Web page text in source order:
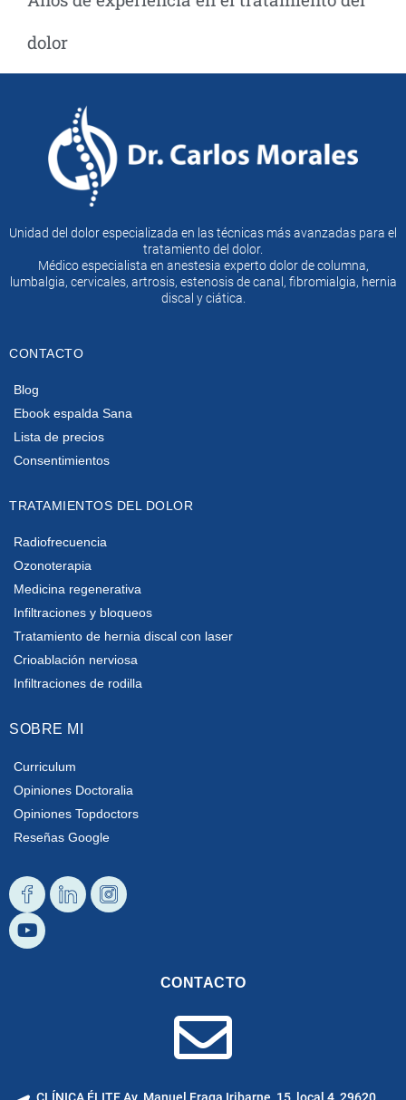
dolor
Unidad del dolor especializada en las técnicas más avanzadas para el
tratamiento del dolor.
Médico especialista en anestesia experto dolor de columna,
lumbalgia, cervicales, artrosis, estenosis de canal, fibromialgia, hernia
discal y ciática.
CONTACTO
Blog
Ebook espalda Sana
Lista de precios
Consentimientos
TRATAMIENTOS DEL DOLOR
Radiofrecuencia
Ozonoterapia
Medicina regenerativa
Infiltraciones y bloqueos
Tratamiento de hernia discal con laser
Crioablación nerviosa
Infiltraciones de rodilla
SOBRE MI
Curriculum
Opiniones Doctoralia
Opiniones Topdoctors
Reseñas Google
Diseño
Facebook
Diseño
Linkedin
Diseño
Instagram
Youtube
CONTACTO